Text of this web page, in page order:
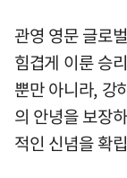
관영 영문 글로
힘겹게 이룬 승
뿐만 아니라, 강
의 안녕을 보장
적인 신념을 확